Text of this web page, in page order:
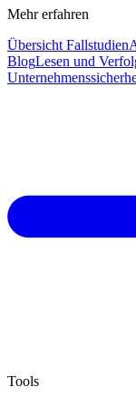
Mehr erfahren
Übersicht Fallstudien
BlogLesen und
Tools